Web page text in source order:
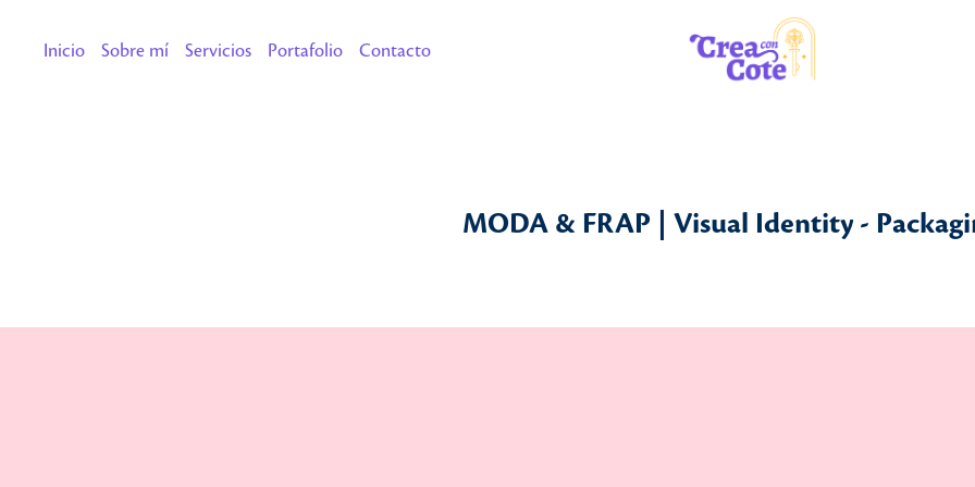
Inicio Sobre mí Servicios Portafolio Contacto
MODA & FRAP | Visual Identity -